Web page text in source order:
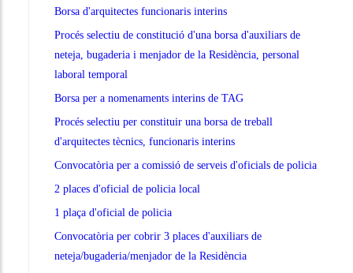
Borsa d'arquitectes funcionaris interins
Procés selectiu de constitució d'una borsa d'auxiliars de
neteja, bugaderia i menjador de la Residència, personal
laboral temporal
Borsa per a nomenaments interins de TAG
Procés selectiu per constituir una borsa de treball
d'arquitectes tècnics, funcionaris interins
Convocatòria per a comissió de serveis d'oficials de policia
2 places d'oficial de policia local
1 plaça d'oficial de policia
Convocatòria per cobrir 3 places d'auxiliars de
neteja/bugaderia/menjador de la Residència